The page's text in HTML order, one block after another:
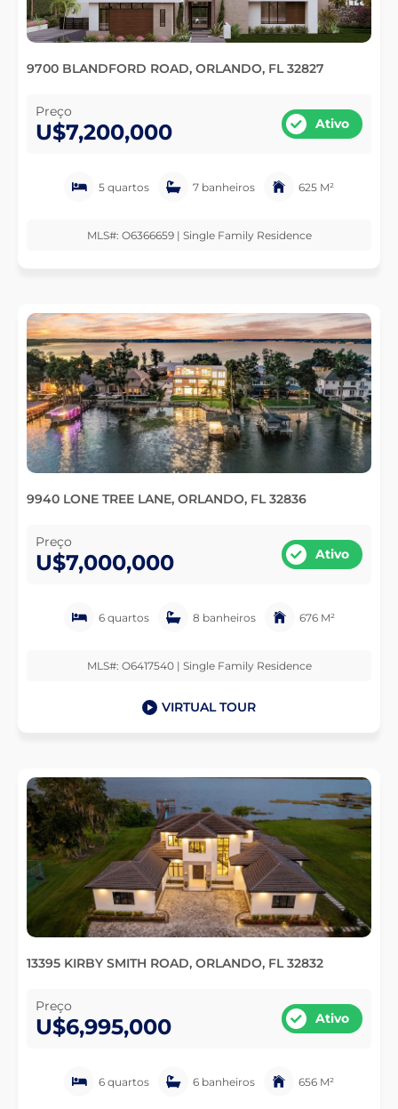
9700 BLANDFORD ROAD, ORLANDO, FL 32827
Preço
U$7,200,000 Ativo
5 quartos 7 banheiros 625 M²
MLS#: O6366659 | Single Family Residence
9940 LONE TREE LANE, ORLANDO, FL 32836
Preço
U$7,000,000 Ativo
6 quartos 8 banheiros 676 M²
MLS#: O6417540 | Single Family Residence
VIRTUAL TOUR
13395 KIRBY SMITH ROAD, ORLANDO, FL 32832
Preço
U$6,995,000 Ativo
6 quartos 6 banheiros 656 M²